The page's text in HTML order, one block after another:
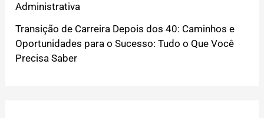
Administrativa
Transição de Carreira Depois dos 40: Caminhos e
Oportunidades para o Sucesso: Tudo o Que Você
Precisa Saber